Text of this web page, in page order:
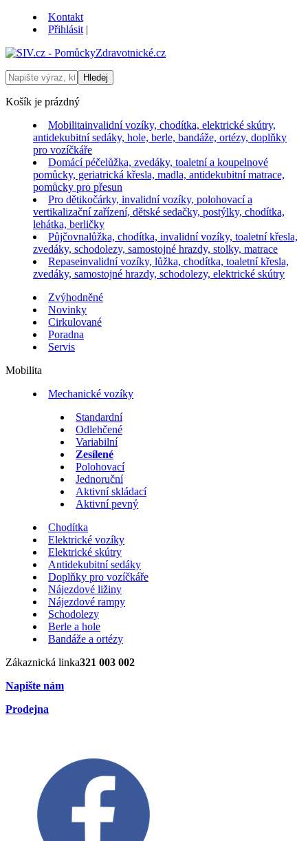
Kontakt
Přihlásit |
Košík je prázdný
Mobilitainvalidní vozíky, chodítka, elektrické skútry,
antidekubitní sedáky, hole, berle, bandáže, ortézy, doplňky
pro vozíčkáře
Domácí péčelůžka, zvedáky, toaletní a koupelnové
pomůcky, geriatrická křesla, madla, antidekubitní matrace,
pomůcky pro přesun
Pro dětikočárky, invalidní vozíky, polohovací a
vertikalizační zařízení, dětské sedačky, postýlky, chodítka,
lehátka, berličky
Půjčovnalůžka, chodítka, invalidní vozíky, toaletní křesla,
zvedáky, schodolezy, samostojné hrazdy, stolky, matrace
Repaseinvalidní vozíky, lůžka, chodítka, toaletní křesla,
zvedáky, samostojné hrazdy, schodolezy, elektrické skútry
Zvýhodněné
Novinky
Cirkulované
Poradna
Servis
Mobilita
Mechanické vozíky
Standardní
Odlehčené
Variabilní
Zesílené
Polohovací
Jednoruční
Aktivní skládací
Aktivní pevný
Chodítka
Elektrické vozíky
Elektrické skútry
Antidekubitní sedáky
Doplňky pro vozíčkáře
Nájezdové ližiny
Nájezdové rampy
Schodolezy
Berle a hole
Bandáže a ortézy
Zákaznická linka321 003 002
Napište nám
Prodejna